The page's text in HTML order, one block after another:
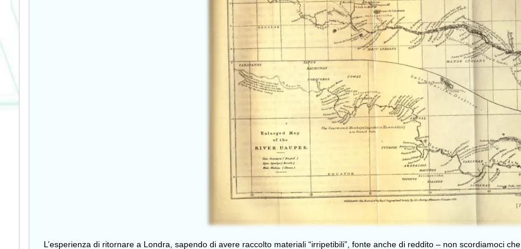
L’esperienza di ritornare a Londra, sapendo di avere raccolto materiali “irripetibili”, fonte anche di reddito – non scordiamoci che